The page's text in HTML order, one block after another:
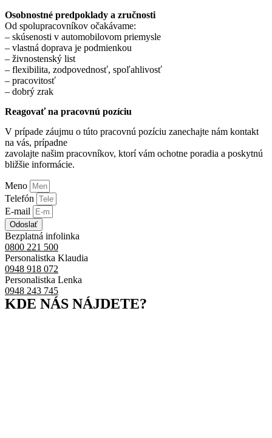
Osobnostné predpoklady a zručnosti
Od spolupracovníkov očakávame:
– skúsenosti v automobilovom priemysle
– vlastná doprava je podmienkou
– živnostenský list
– flexibilita, zodpovednosť, spoľahlivosť
– pracovitosť
– dobrý zrak
Reagovať na pracovnú pozíciu
V prípade záujmu o túto pracovnú pozíciu zanechajte nám kontakt
na vás, prípadne
zavolajte našim pracovníkov, ktorí vám ochotne poradia a poskytnú
bližšie informácie.
Meno
Telefón
E-mail
Odoslať
Bezplatná infolinka
0800 221 500
Personalistka Klaudia
0948 918 072
Personalistka Lenka
0948 243 745
KDE NÁS NÁJDETE?